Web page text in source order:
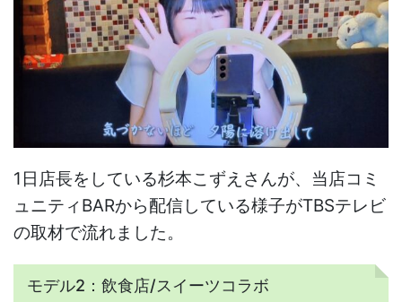
1日店長をしている杉本こずえさんが、当店コミ
ュニティBARから配信している様子がTBSテレビ
の取材で流れました。
モデル2：飲食店/スイーツコラボ